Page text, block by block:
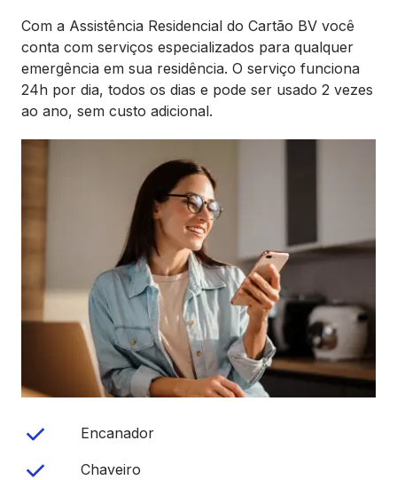
Com a Assistência Residencial do Cartão BV você
conta com serviços especializados para qualquer
emergência em sua residência. O serviço funciona
24h por dia, todos os dias e pode ser usado 2 vezes
ao ano, sem custo adicional.
Encanador
Chaveiro